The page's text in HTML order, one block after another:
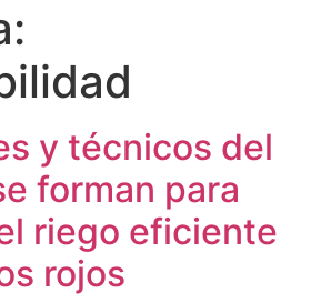
y técnicos del
forman para
riego eficiente
rojos